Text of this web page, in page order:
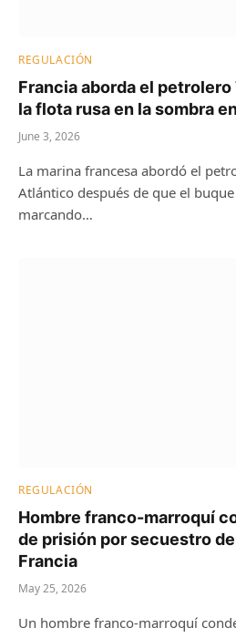
REGULACIÓN
Francia aborda el
la flota rusa en la sombra
June 3, 2026
La marina francesa abordó el
Atlántico después de que el
marcando…
REGULACIÓN
Hombre franco-marroquí
de prisión por secuestro
Francia
May 25, 2026
Un hombre franco-marroquí